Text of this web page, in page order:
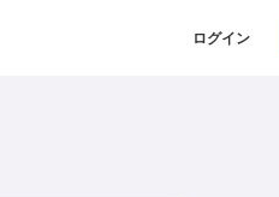
ログイン